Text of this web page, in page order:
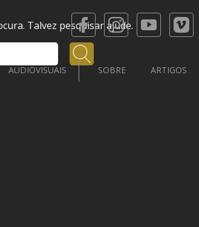
AUDIOVISUAIS SOBRE ARTIGOS
Talvez pesquisar ajude.